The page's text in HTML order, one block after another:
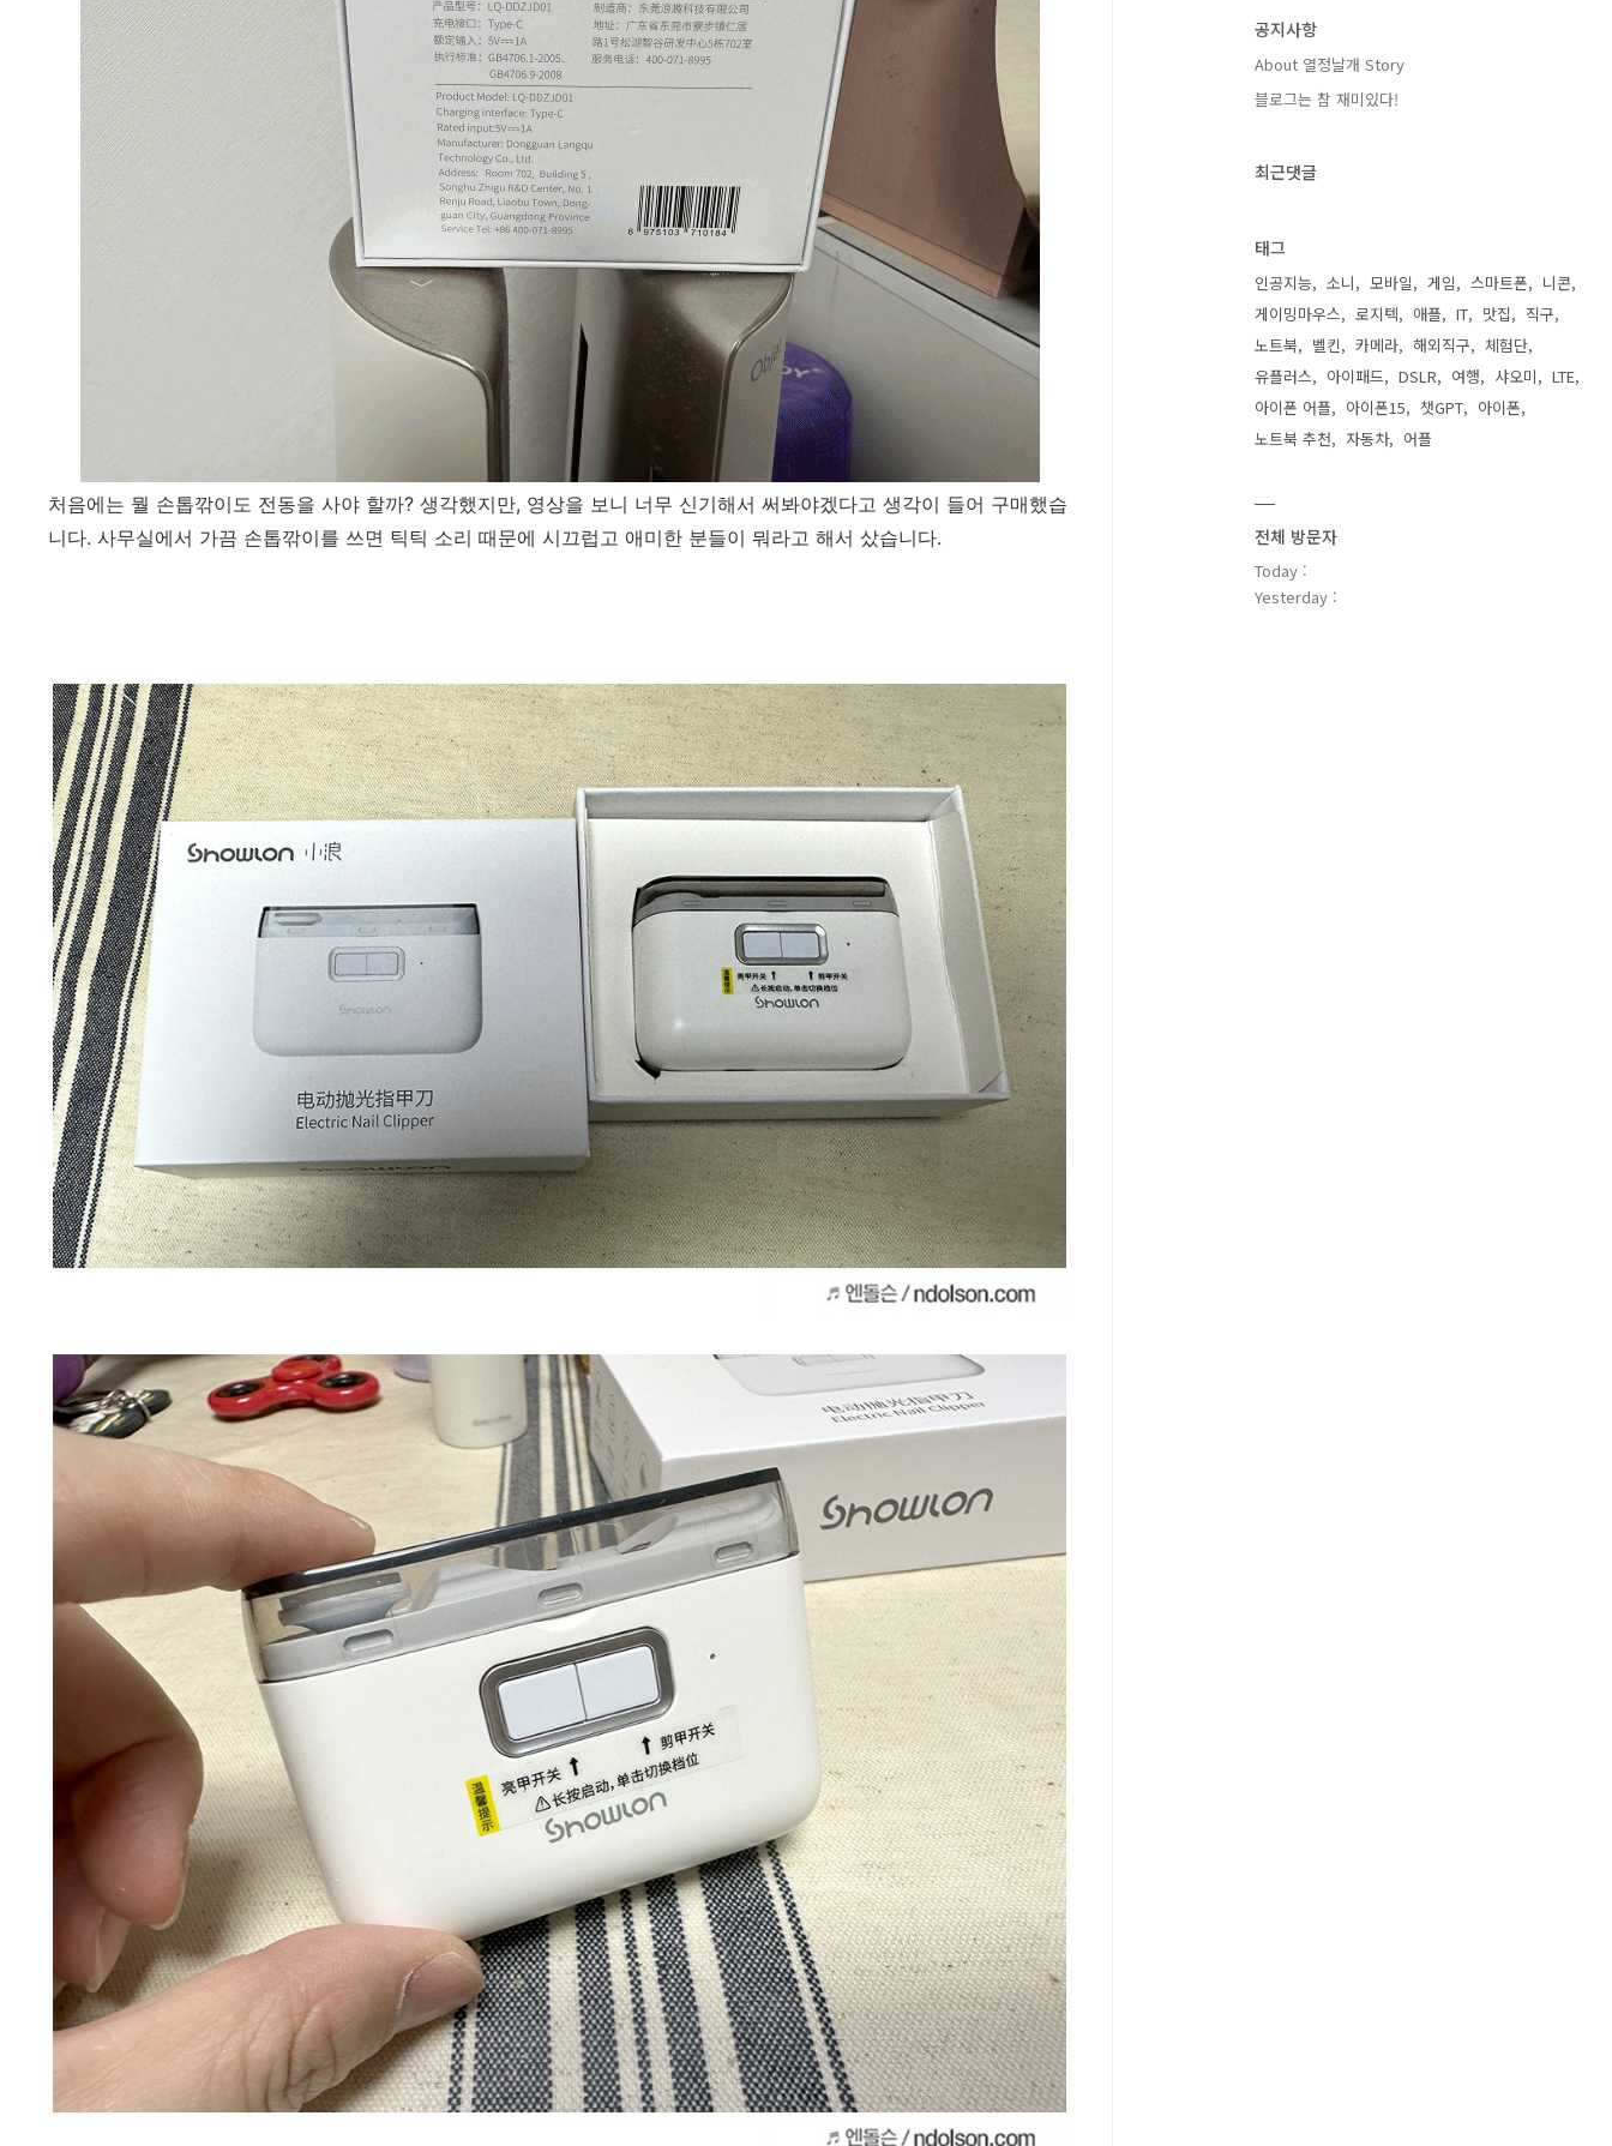
처음에는 뭘 손톱깎이도 전동을 사야 할까? 생각했지만, 영상을 보니 너무 신기해서 써봐야겠다고 생각이 들어 구매했습
니다. 사무실에서 가끔 손톱깎이를 쓰면 틱틱 소리 때문에 시끄럽고 애미한 분들이 뭐라고 해서 샀습니다.
공지사항
About 열정날개 Story
블로그는 참 재미있다!
최근댓글
태그
인공지능 소니 모바일 게임 스마트폰
니콘
게이밍마우스
로지텍 애플 IT 맛집
직구
노트북
벨킨 카메라 해외직구
체험단
유플러스
아이패드 DSLR 여행 샤오미
LTE
아이폰 어플
아이폰15 챗GPT
아이폰
노트북 추천
자동차 어플
전체 방문자
Today :
Yesterday :